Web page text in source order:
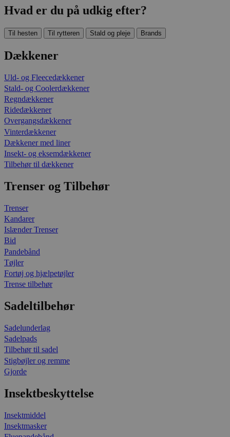
Hvad er du på udkig efter?
Til hesten Til rytteren Stald og pleje Brands
Dækkener
Uld- og Fleecedækkener
Stald- og Coolerdækkener
Regndækkener
Ridedækkener
Overgangsdækkener
Vinterdækkener
Dækkener med liner
Insekt- og eksemdækkener
Tilbehør til dækkener
Trenser og Tilbehør
Trenser
Kandarer
Islænder Trenser
Bid
Pandebånd
Tøjler
Fortøj og hjælpetøjler
Trense tilbehør
Sadeltilbehør
Sadelunderlag
Sadelpads
Tilbehør til sadel
Stigbøjler og remme
Gjorde
Insektbeskyttelse
Insektmiddel
Insektmasker